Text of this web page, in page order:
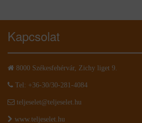
Kapcsolat
8000 Székesfehérvár, Zichy liget 9.
Tel: +36-30/30-281-4084
teljeselet@teljeselet.hu
www.teljeselet.hu